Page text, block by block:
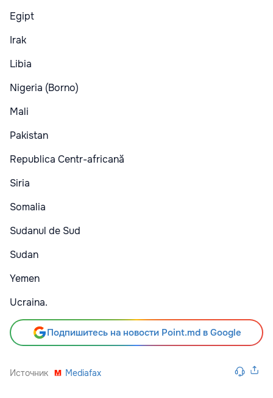
Egipt
Irak
Libia
Nigeria (Borno)
Mali
Pakistan
Republica Centr-africană
Siria
Somalia
Sudanul de Sud
Sudan
Yemen
Ucraina.
Подпишитесь на новости Point.md в Google
Источник Mediafax